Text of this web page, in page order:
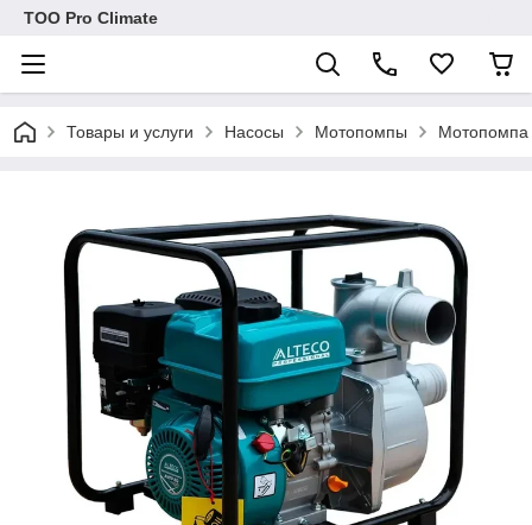
ТОО Pro Climate
Товары и услуги Насосы Мотопомпы Мотопомпа